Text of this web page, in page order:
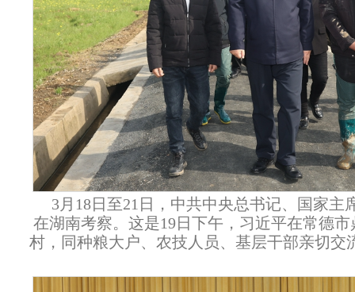
3月18日至21日，中共中央总书记、国家主
在湖南考察。这是19日下午，习近平在常德
村，同种粮大户、农技人员、基层干部亲切交